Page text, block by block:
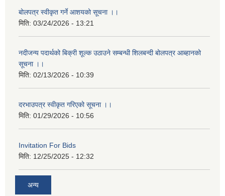
बोलपत्र स्वीकृत गर्ने आशयको सूचना ।।
मिति: 03/24/2026 - 13:21
नदीजन्य पदार्थको बिक्री शूल्क उठाउने सम्बन्धी शिलबन्दी बोलपत्र आब्हानको
सूचना ।।
मिति: 02/13/2026 - 10:39
दरभाउपत्र स्वीकृत गरिएको सूचना ।।
मिति: 01/29/2026 - 10:56
Invitation For Bids
मिति: 12/25/2025 - 12:32
अन्य